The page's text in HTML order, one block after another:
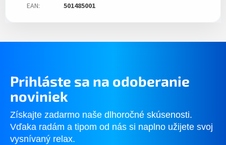
EAN: 501485001
Prihláste sa na odoberanie
noviniek
Získajte zadarmo naše dlhoročné skúsenosti.
Vďaka radám a tipom od nás si naplno užijete svoj
vysnívaný relax.